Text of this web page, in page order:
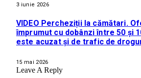
3 iunie 2026
VIDEO Percheziții la cămătari.
împrumut cu dobânzi între 50 și
este acuzat și de trafic de
15 mai 2026
Leave A Reply